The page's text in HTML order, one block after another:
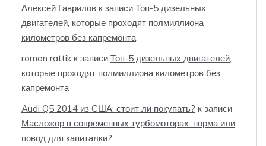
Алексей Гаврилов к записи Топ-5 дизельных
двигателей, которые проходят полмиллиона
километров без капремонта
roman rattik к записи Топ-5 дизельных двигателей,
которые проходят полмиллиона километров без
капремонта
Audi Q5 2014 из США: стоит ли покупать? к записи
Масложор в современных турбомоторах: норма или
повод для капиталки?